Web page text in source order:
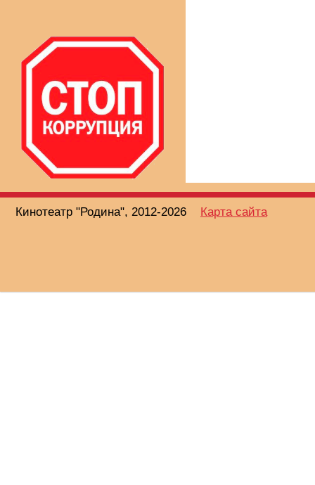
Кинотеатр "Родина", 2012-2026 Карта сайта